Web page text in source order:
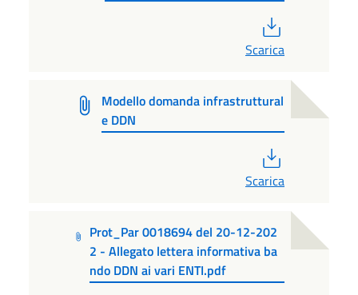
Scarica
Modello domanda infrastruttural
e DDN
Scarica
Prot_Par 0018694 del 20-12-202
2 - Allegato lettera informativa ba
ndo DDN ai vari ENTI.pdf